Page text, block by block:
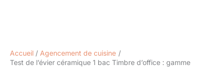
Accueil
Agencement de cuisine
Test de l’évier céramique 1 bac Timbre d’office : gamme